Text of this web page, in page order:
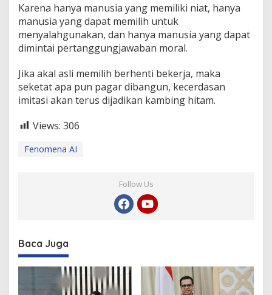
Karena hanya manusia yang memiliki niat, hanya
manusia yang dapat memilih untuk
menyalahgunakan, dan hanya manusia yang dapat
dimintai pertanggungjawaban moral.
Jika akal asli memilih berhenti bekerja, maka
seketat apa pun pagar dibangun, kecerdasan
imitasi akan terus dijadikan kambing hitam.
Views: 306
Fenomena AI
Follow Us
Baca Juga